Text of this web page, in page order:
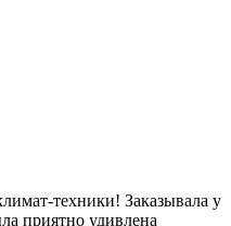
техники! Заказывала у
приятно удивлена